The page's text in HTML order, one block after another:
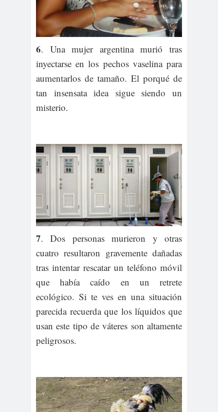
6. Una mujer argentina murió tras
inyectarse en los pechos vaselina para
aumentarlos de tamaño. El porqué de
tan insensata idea sigue siendo un
misterio.
7. Dos personas murieron y otras
cuatro resultaron gravemente dañadas
tras intentar rescatar un teléfono móvil
que había caído en un retrete
ecológico. Si te ves en una situación
parecida recuerda que los líquidos que
usan este tipo de váteres son altamente
peligrosos.